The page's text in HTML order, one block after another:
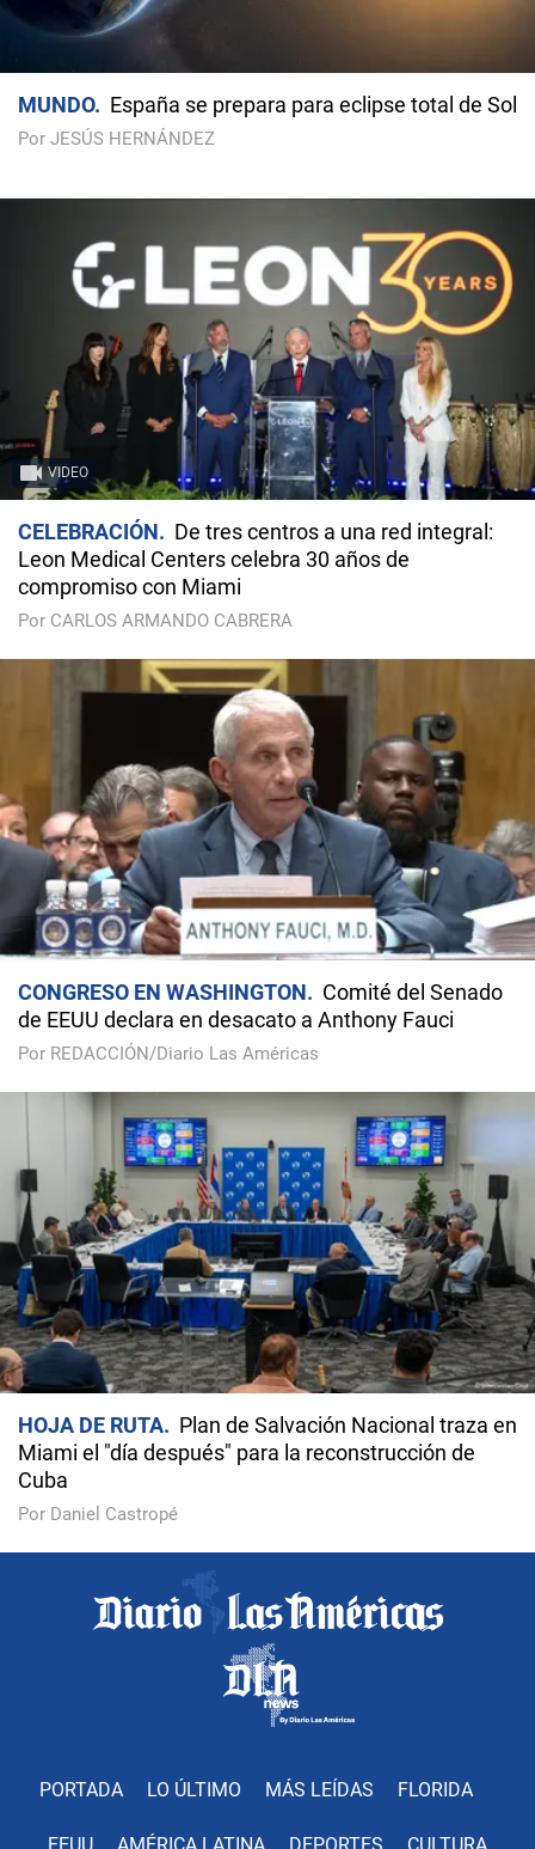
MUNDO España se prepara para eclipse total de Sol
Por JESÚS HERNÁNDEZ
VIDEO
CELEBRACIÓN
De tres centros a una red integral:
Leon Medical Centers celebra 30 años de
compromiso con Miami
Por CARLOS ARMANDO CABRERA
CONGRESO EN WASHINGTON
Comité del Senado
de EEUU declara en desacato a Anthony Fauci
Por REDACCIÓN/Diario Las Américas
HOJA DE RUTA
Plan de Salvación Nacional traza en
Miami el "día después" para la reconstrucción de
Cuba
Por Daniel Castropé
PORTADA LO ÚLTIMO MÁS LEÍDAS FLORIDA